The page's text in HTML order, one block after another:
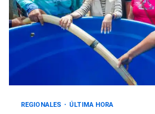
REGIONALES ÚLTIMA HORA